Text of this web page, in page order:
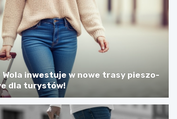
Wola inwestuje w nowe trasy pieszo-
dla turystów!